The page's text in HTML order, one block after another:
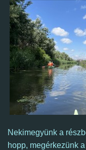
Nekimegyünk a
hopp, megérkezünk